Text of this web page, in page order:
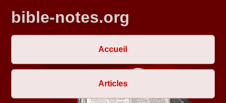
bible-notes.org
Accueil
Articles